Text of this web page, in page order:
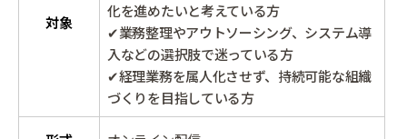
対象
化を進めたいと考えている方
✔業務整理やアウトソーシング、システム導
入などの選択肢で迷っている方
✔経理業務を属人化させず、持続可能な組織
づくりを目指している方